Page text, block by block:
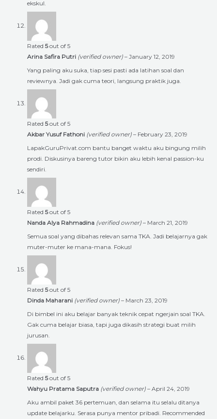
ekskul.
Rated 5out of 5
Arina Safira Putri (verified owner) – January 12, 2019
Yang paling aku suka, tiap sesi pasti ada latihan soal dan
reviewnya. Jadi gak cuma teori, langsung praktik juga.
Rated 5out of 5
Akbar Yusuf Fathoni (verified owner) – February 23, 2019
LapakGuruPrivat.com bantu banget waktu aku bingung milih
prodi. Diskusinya bareng tutor bikin aku lebih kenal passion-ku
sendiri.
Rated 5out of 5
Nanda Alya Rahmadina (verified owner) – March 21, 2019
Semua soal yang dibahas relevan sama TKA. Jadi belajarnya gak
muter-muter ke mana-mana. Fokus!
Rated 5out of 5
Dinda Maharani (verified owner) – March 23, 2019
Di bimbel ini aku belajar banyak teknik cepat ngerjain soal TKA.
Gak cuma belajar biasa, tapi juga dikasih strategi buat milih
jurusan.
Rated 5out of 5
Wahyu Pratama Saputra (verified owner) – April 24, 2019
Aku ambil paket 36 pertemuan, dan selama itu selalu ditanya
update belajarku. Serasa punya mentor pribadi. Recommended